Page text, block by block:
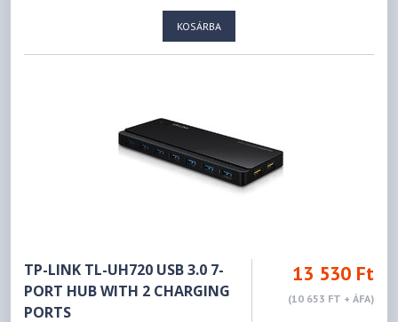
KOSÁRBA
TP-LINK TL-UH720 USB 3.0 7-
PORT HUB WITH 2 CHARGING
PORTS
13 530 Ft
(10 653 FT + ÁFA)